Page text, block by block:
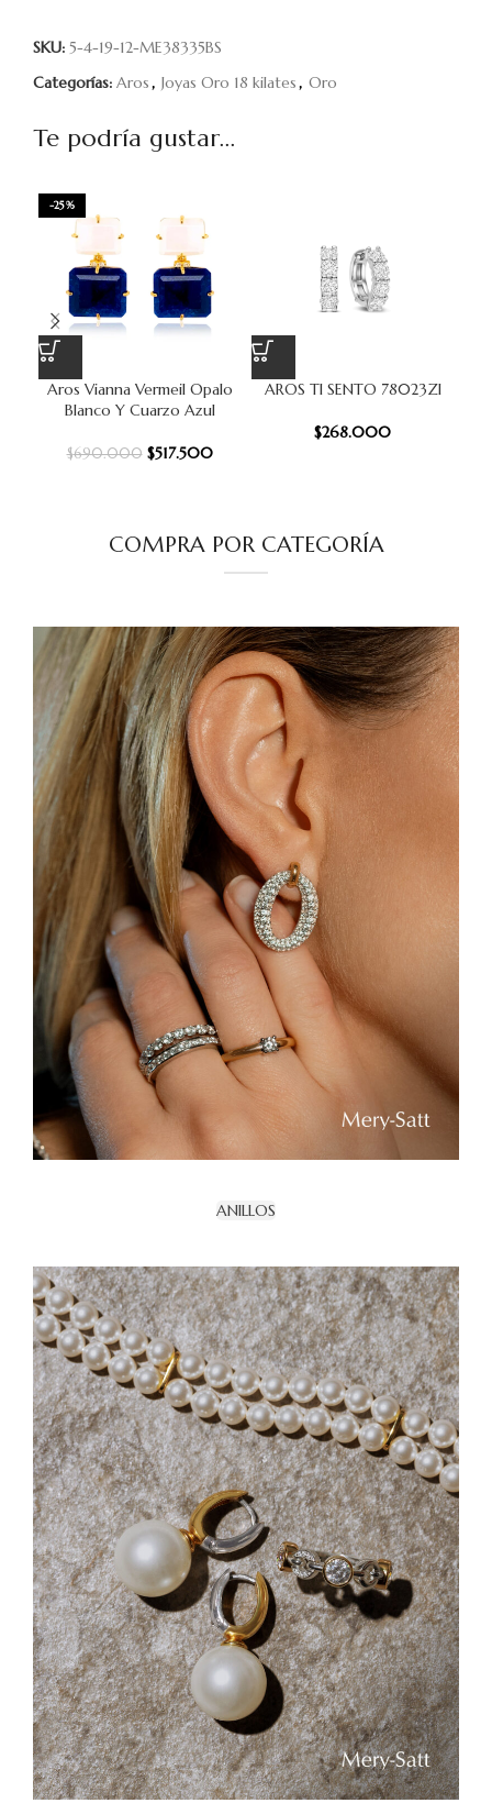
SKU: 5-4-19-12-ME38335BS
Categorías: Aros, Joyas Oro 18 kilates, Oro
Te podría gustar...
-25%
Aros Vianna Vermeil Opalo
Blanco Y Cuarzo Azul
$690.000 $517.500
AROS TI SENTO 78023ZI
$268.000
COMPRA POR CATEGORÍA
ANILLOS